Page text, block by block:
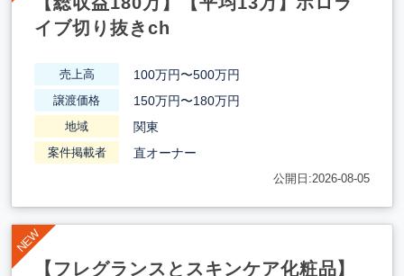
イブ切り抜きch
売上高 100万円〜500万円
譲渡価格 150万円〜180万円
地域 関東
案件掲載者 直オーナー
公開日:2026-08-05
【フレグランスとスキンケア化粧品】